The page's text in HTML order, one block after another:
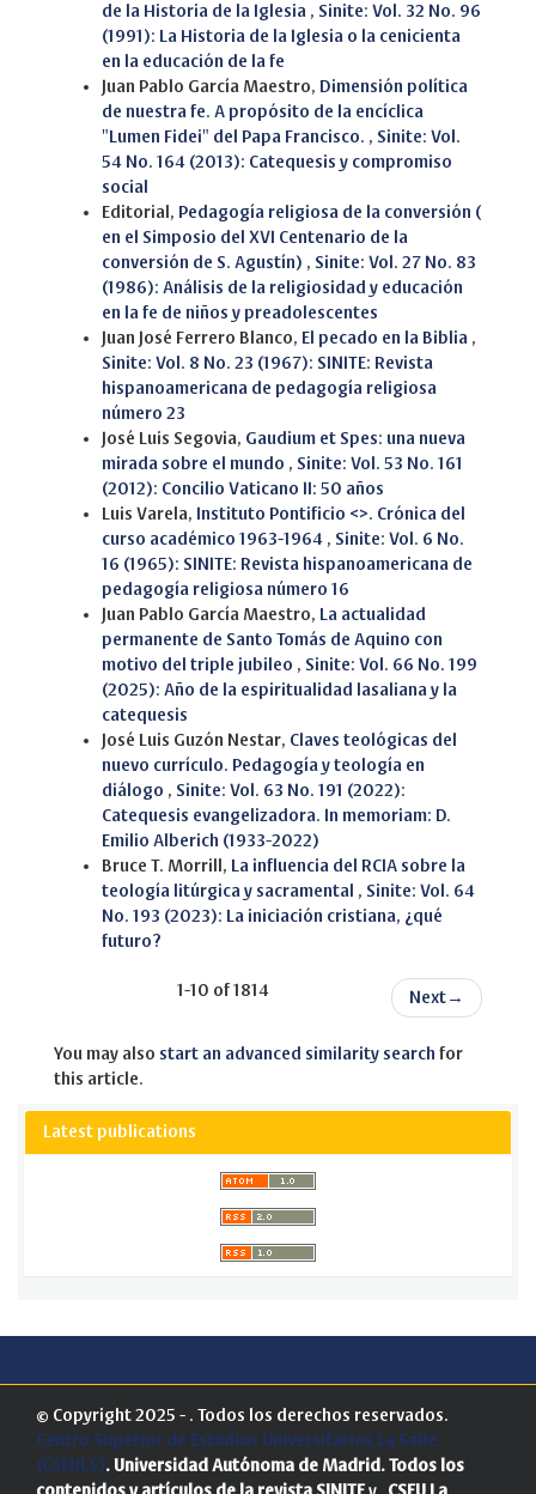
de la Historia de la Iglesia , Sinite: Vol. 32 No. 96
(1991): La Historia de la Iglesia o la cenicienta
en la educación de la fe
Juan Pablo García Maestro, Dimensión política
de nuestra fe. A propósito de la encíclica
"Lumen Fidei" del Papa Francisco. , Sinite: Vol.
54 No. 164 (2013): Catequesis y compromiso
social
Editorial, Pedagogía religiosa de la conversión (
en el Simposio del XVI Centenario de la
conversión de S. Agustín) , Sinite: Vol. 27 No. 83
(1986): Análisis de la religiosidad y educación
en la fe de niños y preadolescentes
Juan José Ferrero Blanco, El pecado en la Biblia ,
Sinite: Vol. 8 No. 23 (1967): SINITE: Revista
hispanoamericana de pedagogía religiosa
número 23
José Luis Segovia, Gaudium et Spes: una nueva
mirada sobre el mundo , Sinite: Vol. 53 No. 161
(2012): Concilio Vaticano II: 50 años
Luis Varela, Instituto Pontificio <>. Crónica del
curso académico 1963-1964 , Sinite: Vol. 6 No.
16 (1965): SINITE: Revista hispanoamericana de
pedagogía religiosa número 16
Juan Pablo García Maestro, La actualidad
permanente de Santo Tomás de Aquino con
motivo del triple jubileo , Sinite: Vol. 66 No. 199
(2025): Año de la espiritualidad lasaliana y la
catequesis
José Luis Guzón Nestar, Claves teológicas del
nuevo currículo. Pedagogía y teología en
diálogo , Sinite: Vol. 63 No. 191 (2022):
Catequesis evangelizadora. In memoriam: D.
Emilio Alberich (1933-2022)
Bruce T. Morrill, La influencia del RCIA sobre la
teología litúrgica y sacramental , Sinite: Vol. 64
No. 193 (2023): La iniciación cristiana, ¿qué
futuro?
1-10 of 1814 Next →
You may also start an advanced similarity search for
this article.
Latest publications
© Copyright 2025 - . Todos los derechos reservados.
Centro Superior de Estudios Universitarios La Salle
(CSEULS). Universidad Autónoma de Madrid. Todos los